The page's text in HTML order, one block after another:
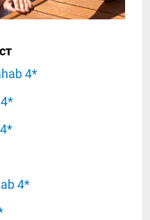
4*
4*